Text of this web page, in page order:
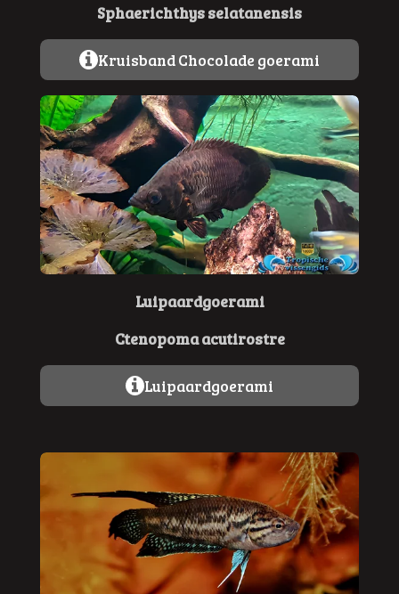
Sphaerichthys selatanensis
Kruisband Chocolade goerami
Luipaardgoerami
Ctenopoma acutirostre
Luipaardgoerami